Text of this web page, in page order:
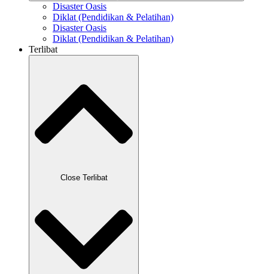
Disaster Oasis
Diklat (Pendidikan & Pelatihan)
Disaster Oasis
Diklat (Pendidikan & Pelatihan)
Terlibat
Close Terlibat